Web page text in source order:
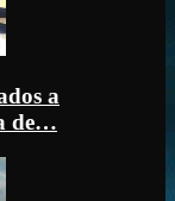
a
de…